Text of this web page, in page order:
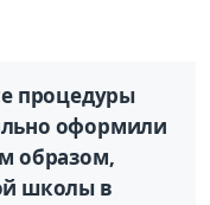
процедуры
оформили
образом,
школы в